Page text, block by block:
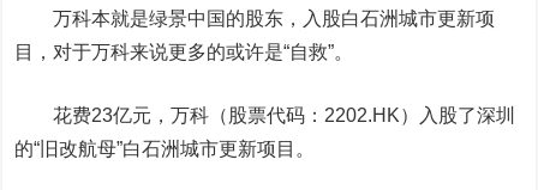
万科本就是绿景中国的股东，入股白石洲城市更新项
目，对于万科来说更多的或许是“自救”。
花费23亿元，万科（股票代码：2202.HK）入股了深圳
的“旧改航母”白石洲城市更新项目。